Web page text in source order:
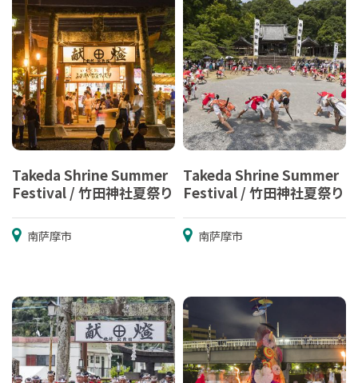
Takeda Shrine Summer
Festival / 竹田神社夏祭り
南萨摩市
Takeda Shrine Summer
Festival / 竹田神社夏祭り
南萨摩市